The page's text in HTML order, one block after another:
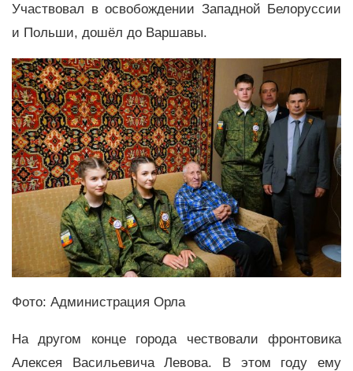
Участвовал в освобождении Западной Белоруссии
и Польши, дошёл до Варшавы.
Фото: Администрация Орла
На другом конце города чествовали фронтовика
Алексея Васильевича Левова. В этом году ему